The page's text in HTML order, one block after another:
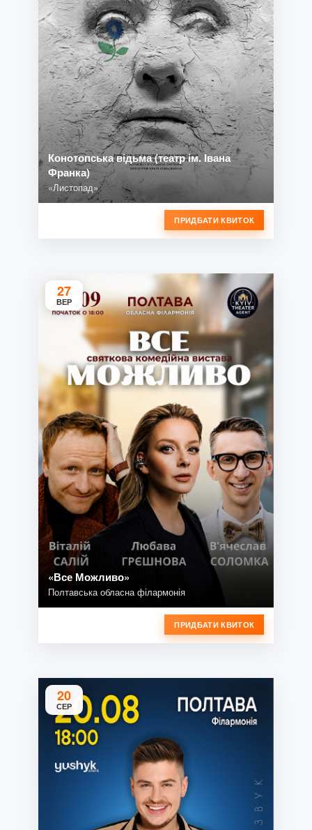
Конотопська відьма (театр ім. Івана
Франка)
«Листопад»
ПРИДБАТИ КВИТОК
27
ВЕР
«Все Можливо»
Полтавська обласна філармонія
ПРИДБАТИ КВИТОК
20
СЕР